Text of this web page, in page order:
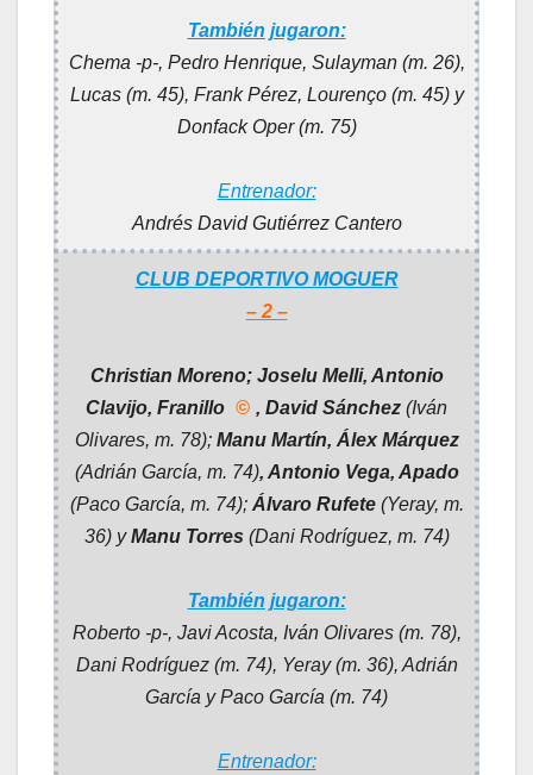
También jugaron:
Chema -p-, Pedro Henrique, Sulayman (m. 26),
Lucas (m. 45), Frank Pérez, Lourenço (m. 45) y
Donfack Oper (m. 75)
Entrenador:
Andrés David Gutiérrez Cantero
CLUB DEPORTIVO MOGUER
– 2 –
Christian Moreno; Joselu Melli, Antonio
Clavijo, Franillo © , David Sánchez (Iván
Olivares, m. 78); Manu Martín, Álex Márquez
(Adrián García, m. 74), Antonio Vega, Apado
(Paco García, m. 74); Álvaro Rufete(Yeray, m.
36) yManu Torres (Dani Rodríguez, m. 74)
También jugaron:
Roberto -p-, Javi Acosta, Iván Olivares (m. 78),
Dani Rodríguez (m. 74), Yeray (m. 36), Adrián
García y Paco García (m. 74)
Entrenador: